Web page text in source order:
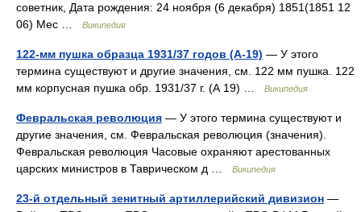
советник, Дата рождения: 24 ноября (6 декабря) 1851(1851 12
06) Мес …
Википедия
122-мм пушка образца 1931/37 годов (А-19) — У этого
термина существуют и другие значения, см. 122 мм пушка. 122
мм корпусная пушка обр. 1931/37 г. (А 19) …
Википедия
Февральская революция — У этого термина существуют и
другие значения, см. Февральская революция (значения).
Февральская революция Часовые охраняют арестованных
царских министров в Таврическом д …
Википедия
23-й отдельный зенитный артиллерийский дивизион —